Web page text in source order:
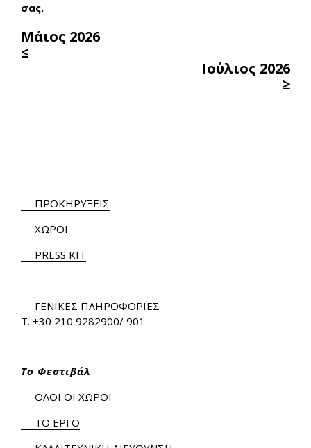
σας.
Μάιος 2026
≤
Ιούλιος 2026
≥
ΠΡΟΚΗΡΥΞΕΙΣ
ΧΩΡΟΙ
PRESS KIT
ΓΕΝΙΚΕΣ ΠΛΗΡΟΦΟΡΙΕΣ
Τ. +30 210 9282900/ 901
Το Φεστιβάλ
ΟΛΟΙ ΟΙ ΧΩΡΟΙ
ΤΟ ΕΡΓΟ